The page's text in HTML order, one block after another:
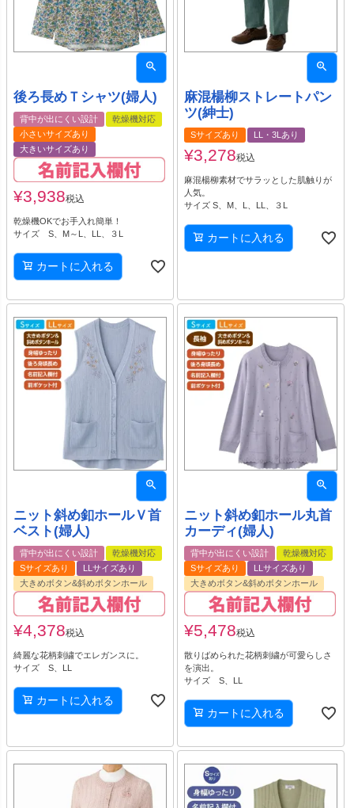
後ろ長めＴシャツ(婦人)
背中が出にくい設計
乾燥機対応
小さいサイズあり
大きいサイズあり
¥3,938税込
乾燥機OKでお手入れ簡単！
サイズ S、M～L、LL、３L
カートに入れる
麻混楊柳ストレートパン
ツ(紳士)
Sサイズあり LL・3Lあり
¥3,278税込
麻混楊柳素材でサラッとした肌触りが
人気。
サイズ S、M、L、LL、３L
カートに入れる
ニット斜め釦ホールＶ首
ベスト(婦人)
背中が出にくい設計
乾燥機対応
Sサイズあり
LLサイズあり
大きめボタン&斜めボタンホール
¥4,378税込
綺麗な花柄刺繍でエレガンスに。
サイズ S、LL
カートに入れる
ニット斜め釦ホール丸首
カーディ(婦人)
背中が出にくい設計
乾燥機対応
Sサイズあり
LLサイズあり
大きめボタン&斜めボタンホール
¥5,478税込
散りばめられた花柄刺繍が可愛らしさ
を演出。
サイズ S、LL
カートに入れる